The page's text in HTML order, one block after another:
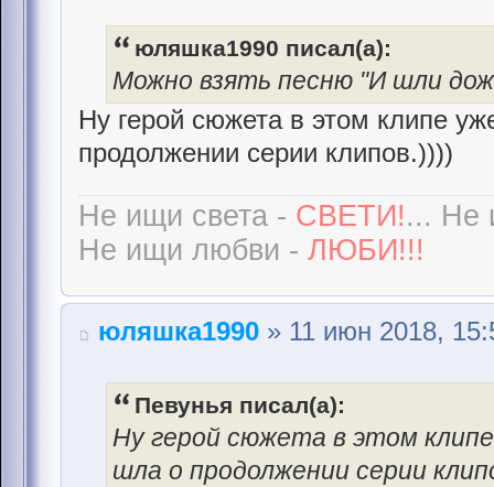
юляшка1990 писал(а):
Можно взять песню "И шли
Ну герой сюжета в этом клипе
продолжении серии клипов.))))
Не ищи света - СВЕТИ!... Не
Не ищи любви - ЛЮБИ!!!
юляшка1990 » 11 июн 2018,
Певунья писал(а):
Ну герой сюжета в этом
шла о продолжении серии